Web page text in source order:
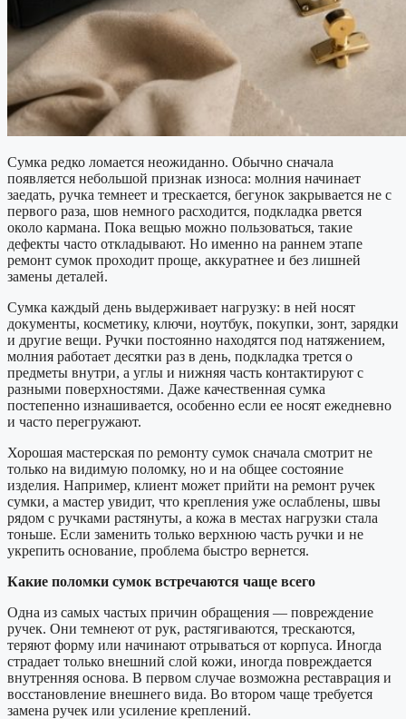
Сумка редко ломается неожиданно. Обычно сначала
появляется небольшой признак износа: молния начинает
заедать, ручка темнеет и трескается, бегунок закрывается не с
первого раза, шов немного расходится, подкладка рвется
около кармана. Пока вещью можно пользоваться, такие
дефекты часто откладывают. Но именно на раннем этапе
ремонт сумок проходит проще, аккуратнее и без лишней
замены деталей.
Сумка каждый день выдерживает нагрузку: в ней носят
документы, косметику, ключи, ноутбук, покупки, зонт, зарядки
и другие вещи. Ручки постоянно находятся под натяжением,
молния работает десятки раз в день, подкладка трется о
предметы внутри, а углы и нижняя часть контактируют с
разными поверхностями. Даже качественная сумка
постепенно изнашивается, особенно если ее носят ежедневно
и часто перегружают.
Хорошая мастерская по ремонту сумок сначала смотрит не
только на видимую поломку, но и на общее состояние
изделия. Например, клиент может прийти на ремонт ручек
сумки, а мастер увидит, что крепления уже ослаблены, швы
рядом с ручками растянуты, а кожа в местах нагрузки стала
тоньше. Если заменить только верхнюю часть ручки и не
укрепить основание, проблема быстро вернется.
Какие поломки сумок встречаются чаще всего
Одна из самых частых причин обращения — повреждение
ручек. Они темнеют от рук, растягиваются, трескаются,
теряют форму или начинают отрываться от корпуса. Иногда
страдает только внешний слой кожи, иногда повреждается
внутренняя основа. В первом случае возможна реставрация и
восстановление внешнего вида. Во втором чаще требуется
замена ручек или усиление креплений.